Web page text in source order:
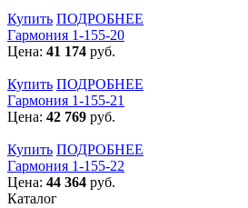
Купить ПОДРОБНЕЕ
Гармония 1-155-20
Цена: 41 174 руб.
Купить ПОДРОБНЕЕ
Гармония 1-155-21
Цена: 42 769 руб.
Купить ПОДРОБНЕЕ
Гармония 1-155-22
Цена: 44 364 руб.
Каталог